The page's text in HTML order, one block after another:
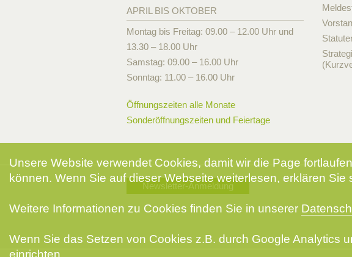
APRIL BIS OKTOBER
Montag bis Freitag: 09.00 – 12.00 Uhr und
13.30 – 18.00 Uhr
Samstag: 09.00 – 16.00 Uhr
Sonntag: 11.00 – 16.00 Uhr
Öffnungszeiten alle Monate
Sonderöffnungszeiten und Feiertage
Newsletter-Anmeldung
Unsere Website verwendet Cookies, damit wir die Page
können. Wenn Sie auf dieser Webseite weiterlesen, erklären
Weitere Informationen zu Cookies finden Sie in unserer
Wenn Sie das Setzen von Cookies z.B. durch Google Analytics
einrichten.